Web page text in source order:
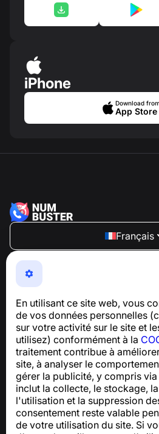
En utilisant ce site web, vous
de vos données personnelles
sur votre activité sur le site et
utilisez) conformément à la
traitement contribue à
site, à analyser le
gérer la publicité, y compris
inclut la collecte, le stockage,
l'utilisation et la suppression
consentement reste valable
de votre utilisation du site. Si
iPhone
Download
App Store
Français
NumBuster © 2013—2026 ·
Une application facile à utiliser
les arnaques téléphoniques, le
Pour toute question concernant
support@numbuster.com
Centre d’aide
Actualités et articles
À propos du projet
Contacts